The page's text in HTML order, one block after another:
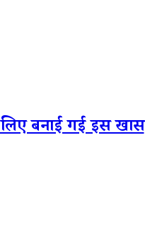
बनाई गई इस खास